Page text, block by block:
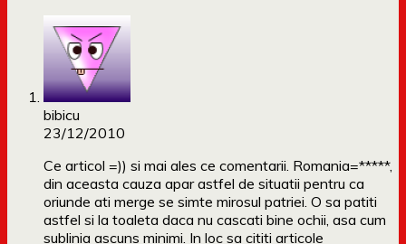
bibicu
23/12/2010
Ce articol =)) si mai ales ce comentarii. Romania=*****,
din aceasta cauza apar astfel de situatii pentru ca
oriunde ati merge se simte mirosul patriei. O sa patiti
astfel si la toaleta daca nu cascati bine ochii, asa cum
sublinia ascuns minimi. In loc sa cititi articole